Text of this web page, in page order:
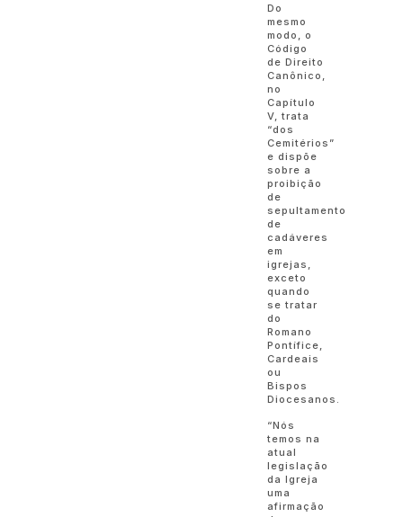
Do
mesmo
modo, o
Código
de Direito
Canônico,
no
Capítulo
V, trata
“dos
Cemitérios”
e dispõe
sobre a
proibição
de
sepultamento
de
cadáveres
em
igrejas,
exceto
quando
se tratar
do
Romano
Pontífice,
Cardeais
ou
Bispos
Diocesanos.
“Nós
temos na
atual
legislação
da Igreja
uma
afirmação